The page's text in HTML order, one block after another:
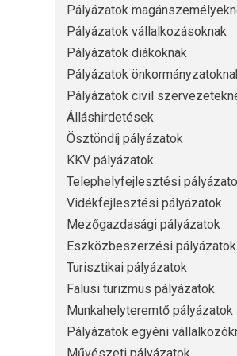
Pályázatok
Pályázatok vállalkozásoknak
Pályázatok diákoknak
Pályázatok
Pályázatok civil
Álláshirdetések
Ösztöndíj pályázatok
KKV pályázatok
Telephelyfejlesztési
Vidékfejlesztési pályázatok
Mezőgazdasági pályázatok
Eszközbeszerzési pályázatok
Turisztikai pályázatok
Falusi turizmus pályázatok
Munkahelyteremtő pályázatok
Pályázatok egyéni